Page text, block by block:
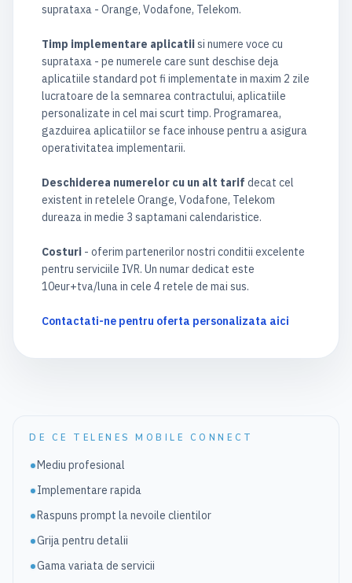
suprataxa - Orange, Vodafone, Telekom.
Timp implementare aplicatiisi numere voce cu
suprataxa - pe numerele care sunt deschise deja
aplicatiile standard pot fi implementate in maxim 2 zile
lucratoare de la semnarea contractului, aplicatiile
personalizate in cel mai scurt timp. Programarea,
gazduirea aplicatiilor se face inhouse pentru a asigura
operativitatea implementarii.
Deschiderea numerelor cu un alt tarif decat cel
existent in retelele Orange, Vodafone, Telekom
dureaza in medie 3 saptamani calendaristice.
Costuri - oferim partenerilor nostri conditii excelente
pentru serviciile IVR. Un numar dedicat este
10eur+tva/luna in cele 4 retele de mai sus.
Contactati-ne pentru oferta personalizata aici
DE CE TELENES MOBILE CONNECT
Mediu profesional
Implementare rapida
Raspuns prompt la nevoile clientilor
Grija pentru detalii
Gama variata de servicii